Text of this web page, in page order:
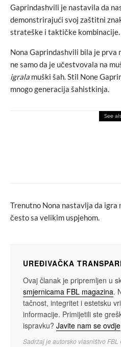
Gaprindashvili je nastavila da
demonstrirajući svoj zaštitni
strateške i taktičke kombinacije.
Nona Gaprindashvili bila je prva
ne samo da je učestvovala na
igrala muški šah. Stil None
mnogo generacija šahistkinja.
See
Trenutno Nona nastavlja da
često sa velikim uspjehom.
UREĐIVAČKA
Ovaj članak je pripremljen u
smjernicama FBL magazina.
tačnost, integritet i estetsku
informacije. Primijetili ste
ispravku? Javite nam se ovdje
Sadržaj je autorsko vlasništvo FBL